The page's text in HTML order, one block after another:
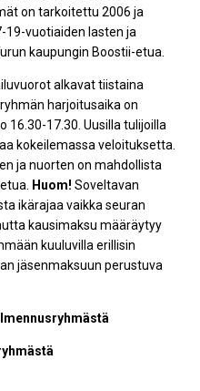
on tarkoitettu 2006 ja
19-vuotiaiden lasten ja
kaupungin Boostii-etua.
alkavat tiistaina
harjoitusaika on
16.30-17.30. Uusilla tulijoilla
kokeilemassa veloituksetta.
ja nuorten on mahdollista
Huom! Soveltavan
ikärajaa vaikka seuran
kausimaksu määräytyy
kuuluvilla erillisin
jäsenmaksuun perustuva